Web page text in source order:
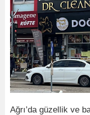
Ağrı’da güzellik ve